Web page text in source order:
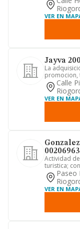
VER EN
Jayva
La
promocion,
cuentaCalle
VER EN
Actividad
turistica;
reparacion
Paseo
VER EN